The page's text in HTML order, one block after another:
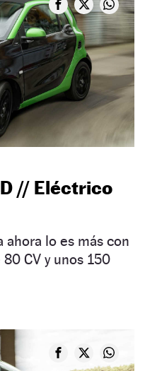
// Eléctrico
ahora lo es más con
CV y unos 150